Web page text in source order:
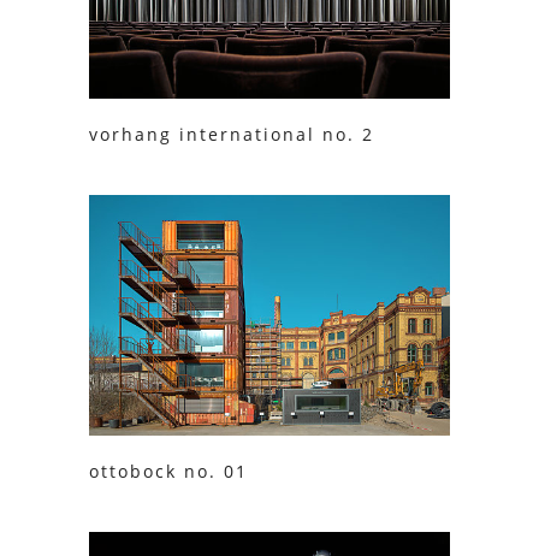
vorhang international no. 2
ottobock no. 01